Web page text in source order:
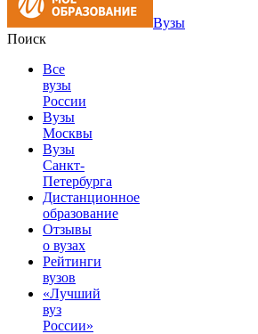
Вузы
Поиск
Все
вузы
России
Вузы
Москвы
Вузы
Санкт-
Петербурга
Дистанционное
образование
Отзывы
о вузах
Рейтинги
вузов
«Лучший
вуз
России»